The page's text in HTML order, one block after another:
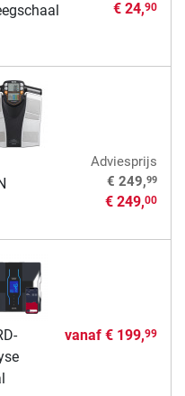
€ 24,90
Adviesprijs
€ 249,99
€ 249,00
vanaf € 199,99